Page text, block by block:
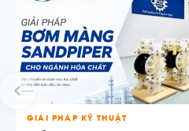
GIẢI PHÁP KỸ THUẬT